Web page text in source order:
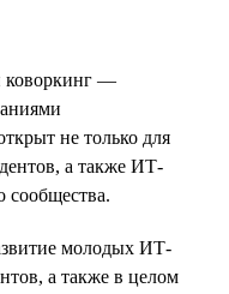
коворкинг —
не только для
а также ИТ-
сообщества.
молодых ИТ-
а также в целом